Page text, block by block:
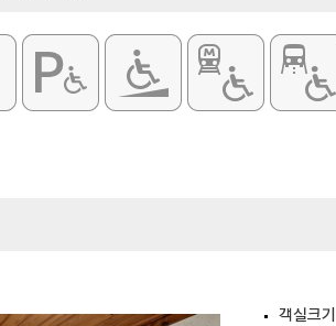
객실크기